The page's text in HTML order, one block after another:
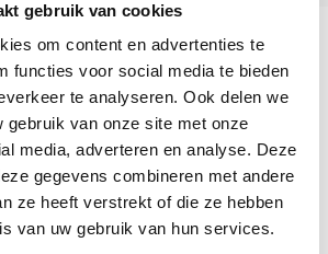
gebruik van cookies
om content en advertenties te
functies voor social media te bieden
te analyseren. Ook delen we
gebruik van onze site met onze
media, adverteren en analyse. Deze
gegevens combineren met andere
ze heeft verstrekt of die ze hebben
van uw gebruik van hun services.
voor natuurliefhebbers
een bijzonder cadeau dat niet
is, maar ook bijdraagt aan een